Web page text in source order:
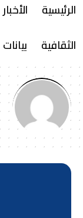
الرئيسية الأخبار
الثقافية
بيانات